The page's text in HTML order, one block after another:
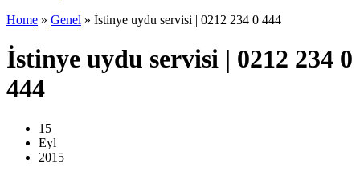
Home » Genel » İstinye uydu servisi | 0212 234 0 444
İstinye uydu servisi | 0212 234 0
444
15
Eyl
2015